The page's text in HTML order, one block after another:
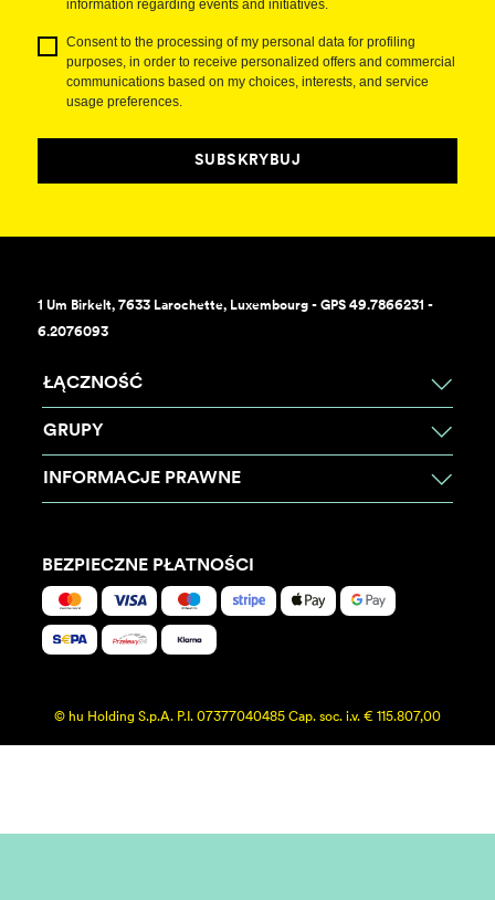
information regarding events and initiatives.
Consent to the processing of my personal data for profiling
purposes, in order to receive personalized offers and commercial
communications based on my choices, interests, and service
usage preferences.
SUBSKRYBUJ
1 Um Birkelt, 7633 Larochette, Luxembourg - GPS 49.7866231 -
6.2076093
ŁĄCZNOŚĆ
GRUPY
INFORMACJE PRAWNE
BEZPIECZNE PŁATNOŚCI
© hu Holding S.p.A. P.I. 07377040485 Cap. soc. i.v. € 115.807,00